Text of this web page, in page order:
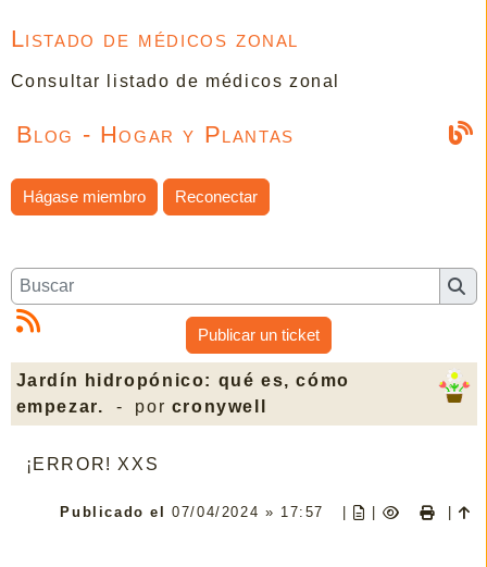
Listado de médicos zonal
Consultar listado de médicos zonal
Blog - Hogar y Plantas
Hágase miembro Reconectar
Publicar un ticket
Jardín hidropónico: qué es, cómo
empezar. - por cronywell
¡ERROR! XXS
Publicado el 07/04/2024 » 17:57 |